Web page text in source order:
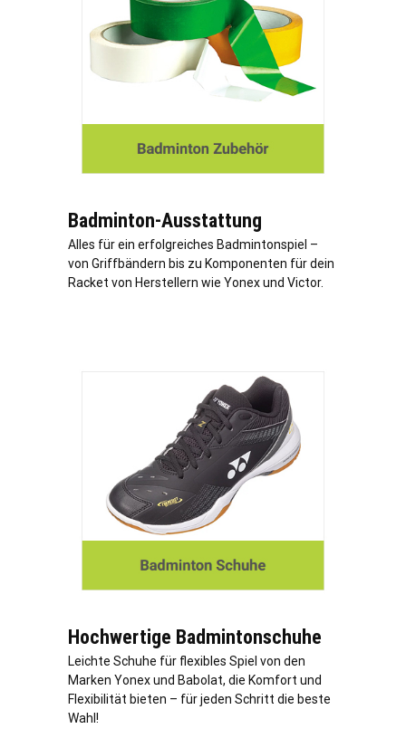
Badminton-Ausstattung
Alles für ein erfolgreiches Badmintonspiel –
von Griffbändern bis zu Komponenten für dein
Racket von Herstellern wie Yonex und Victor.
Hochwertige Badmintonschuhe
Leichte Schuhe für flexibles Spiel von den
Marken Yonex und Babolat, die Komfort und
Flexibilität bieten – für jeden Schritt die beste
Wahl!